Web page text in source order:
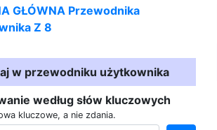
GŁÓWNA Przewodnika
Z 8
w przewodniku użytkownika
według słów kluczowych
kluczowe, a nie zdania.